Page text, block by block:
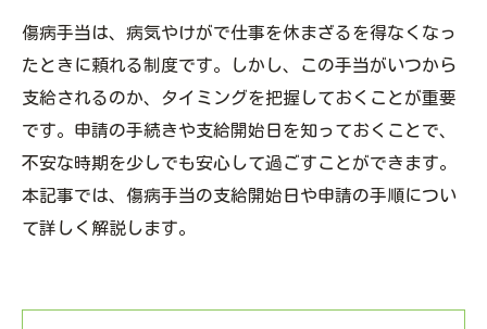
傷病手当は、病気やけがで仕事を休まざるを得なくなっ
たときに頼れる制度です。しかし、この手当がいつから
支給されるのか、タイミングを把握しておくことが重要
です。申請の手続きや支給開始日を知っておくことで、
不安な時期を少しでも安心して過ごすことができます。
本記事では、傷病手当の支給開始日や申請の手順につい
て詳しく解説します。